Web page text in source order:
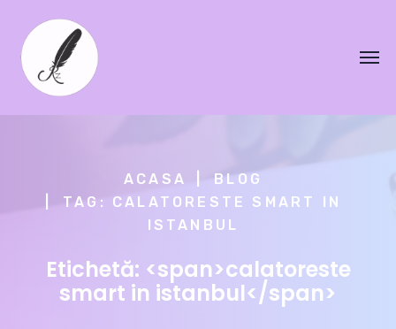
ACASA
BLOG
TAG: CALATORESTE SMART IN
ISTANBUL
Etichetă: <span>calatoreste
smart in istanbul</span>